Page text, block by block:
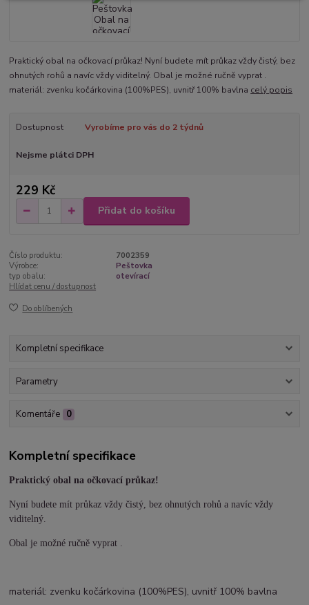
Praktický obal na očkovací průkaz! Nyní budete mít průkaz vždy čistý, bez
ohnutých rohů a navíc vždy viditelný. Obal je možné ručně vyprat .
materiál: zvenku kočárkovina (100%PES), uvnitř 100% bavlna celý popis
Dostupnost Vyrobíme pro vás do 2 týdnů
Nejsme plátci DPH
229 Kč
Přidat do košíku
Číslo produktu:
7002359
Výrobce:
Peštovka
typ obalu:
otevírací
Hlídat cenu / dostupnost
Do oblíbených
Kompletní specifikace
Parametry
Komentáře 0
Kompletní specifikace
Praktický obal na očkovací průkaz!
Nyní budete mít průkaz vždy čistý, bez ohnutých rohů a navíc vždy
viditelný.
Obal je možné ručně vyprat .
materiál: zvenku kočárkovina (100%PES), uvnitř 100% bavlna